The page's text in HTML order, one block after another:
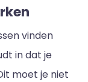
vinden
in dat je
moet je niet